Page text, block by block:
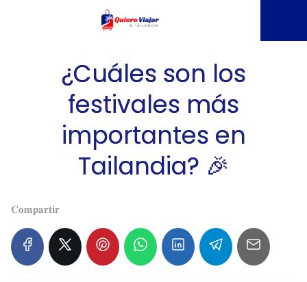
¿Cuáles son los
festivales más
importantes en
Tailandia? 🎉
𝐂𝐨𝐦𝐩𝐚𝐫𝐭𝐢𝐫